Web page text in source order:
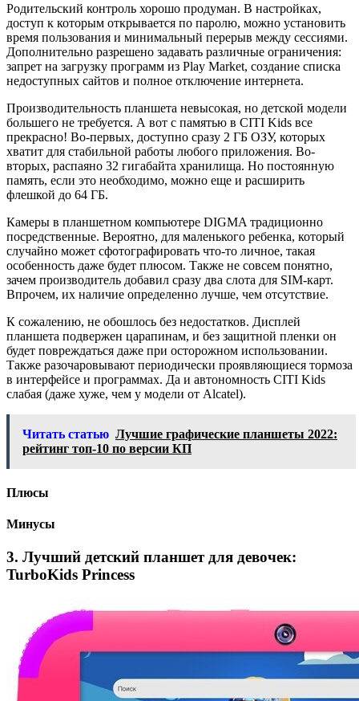
Родительский контроль хорошо продуман. В настройках,
доступ к которым открывается по паролю, можно установить
время пользования и минимальный перерыв между сессиями.
Дополнительно разрешено задавать различные ограничения:
запрет на загрузку программ из Play Market, создание списка
недоступных сайтов и полное отключение интернета.
Производительность планшета невысокая, но детской модели
большего не требуется. А вот с памятью в CITI Kids все
прекрасно! Во-первых, доступно сразу 2 ГБ ОЗУ, которых
хватит для стабильной работы любого приложения. Во-
вторых, распаяно 32 гигабайта хранилища. Но постоянную
память, если это необходимо, можно еще и расширить
флешкой до 64 ГБ.
Камеры в планшетном компьютере DIGMA традиционно
посредственные. Вероятно, для маленького ребенка, который
случайно может сфотографировать что-то личное, такая
особенность даже будет плюсом. Также не совсем понятно,
зачем производитель добавил сразу два слота для SIM-карт.
Впрочем, их наличие определенно лучше, чем отсутствие.
К сожалению, не обошлось без недостатков. Дисплей
планшета подвержен царапинам, и без защитной пленки он
будет повреждаться даже при осторожном использовании.
Также разочаровывают периодически проявляющиеся тормоза
в интерфейсе и программах. Да и автономность CITI Kids
слабая (даже хуже, чем у модели от Alcatel).
Читать статью Лучшие графические планшеты 2022:
рейтинг топ-10 по версии КП
Плюсы
Минусы
3. Лучший детский планшет для девочек:
TurboKids Princess